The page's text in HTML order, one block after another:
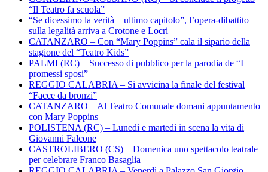
“Il Teatro fa scuola”
“Se dicessimo la verità – ultimo capitolo”, l’opera-dibattito
sulla legalità arriva a Crotone e Locri
CATANZARO – Con “Mary Poppins” cala il sipario della
stagione del “Teatro Kids”
PALMI (RC) – Successo di pubblico per la parodia de “I
promessi sposi”
REGGIO CALABRIA – Si avvicina la finale del festival
“Facce da bronzi”
CATANZARO – Al Teatro Comunale domani appuntamento
con Mary Poppins
POLISTENA (RC) – Lunedì e martedì in scena la vita di
Giovanni Falcone
CASTROLIBERO (CS) – Domenica uno spettacolo teatrale
per celebrare Franco Basaglia